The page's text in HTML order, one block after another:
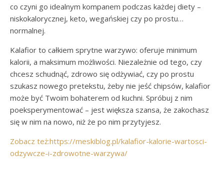
co czyni go idealnym kompanem podczas każdej diety –
niskokalorycznej, keto, wegańskiej czy po prostu…
normalnej.
Kalafior to całkiem sprytne warzywo: oferuje minimum
kalorii, a maksimum możliwości. Niezależnie od tego, czy
chcesz schudnąć, zdrowo się odżywiać, czy po prostu
szukasz nowego pretekstu, żeby nie jeść chipsów, kalafior
może być Twoim bohaterem od kuchni. Spróbuj z nim
poeksperymentować – jest większa szansa, że zakochasz
się w nim na nowo, niż że po nim przytyjesz.
Zobacz też:https://meskiblog.pl/kalafior-kalorie-wartosci-
odzywcze-i-zdrowotne-warzywa/